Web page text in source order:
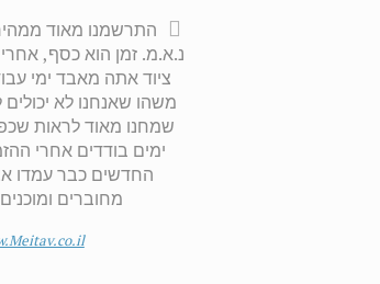
התרשמנו מאוד
נ.א.מ. זמן הוא כסף,
ציוד אתה מאבד ימי
משהו שאנחנו לא
שמחנו מאוד לראות
ימים בודדים אחרי
החדשים כבר עמדו
מחוברים